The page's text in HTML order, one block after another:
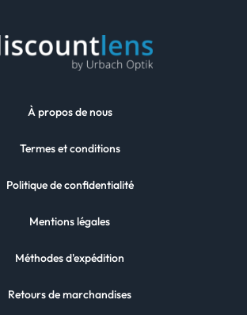
À propos de nous
Termes et conditions
Politique de confidentialité
Mentions légales
Méthodes d'expédition
Retours de marchandises